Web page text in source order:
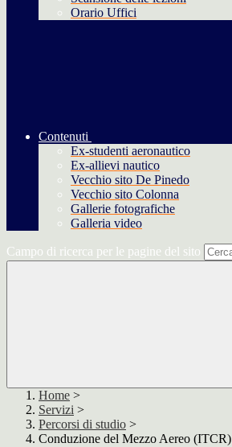
Orario Uffici
Contenuti
Ex-studenti aeronautico
Ex-allievi nautico
Vecchio sito De Pinedo
Vecchio sito Colonna
Gallerie fotografiche
Galleria video
Campo di ricerca per le pagine del sito
Home >
Servizi >
Percorsi di studio >
Conduzione del Mezzo Aereo (ITCR)